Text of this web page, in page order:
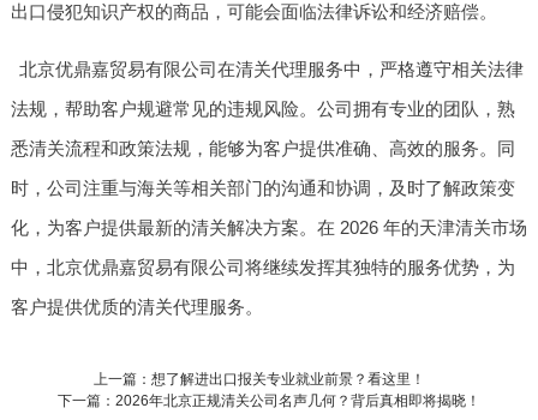
出口侵犯知识产权的商品，可能会面临法律诉讼和经济赔偿。
北京优鼎嘉贸易有限公司在清关代理服务中，严格遵守相关法律
法规，帮助客户规避常见的违规风险。公司拥有专业的团队，熟
悉清关流程和政策法规，能够为客户提供准确、高效的服务。同
时，公司注重与海关等相关部门的沟通和协调，及时了解政策变
化，为客户提供最新的清关解决方案。在 2026 年的天津清关市场
中，北京优鼎嘉贸易有限公司将继续发挥其独特的服务优势，为
客户提供优质的清关代理服务。
上一篇：想了解进出口报关专业就业前景？看这里！
下一篇：2026年北京正规清关公司名声几何？背后真相即将揭晓！